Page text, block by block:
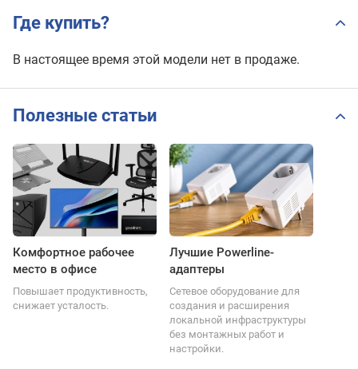
Где купить?
В настоящее время этой модели нет в продаже.
Полезные статьи
Комфортное рабочее
место в офисе
Повышает продуктивность,
снижает усталость.
Лучшие Powerline-
адаптеры
Сетевое оборудование для
создания и расширения
локальной инфраструктуры
без монтажных работ и
настройки.